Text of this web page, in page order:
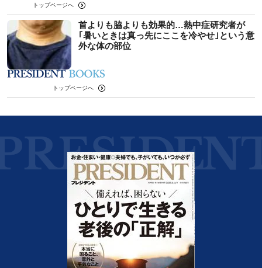
トップページへ
首よりも脇よりも効果的…熱中症研究者が
｢暑いときは真っ先にここを冷やせ｣という意
外な体の部位
トップページへ